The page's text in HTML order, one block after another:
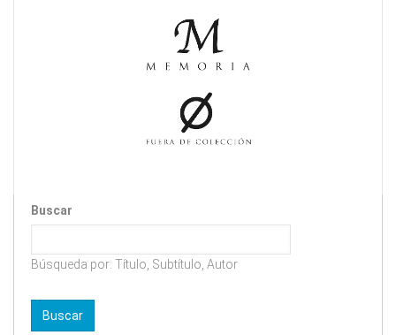
Buscar
Búsqueda por: Título, Subtítulo, Autor